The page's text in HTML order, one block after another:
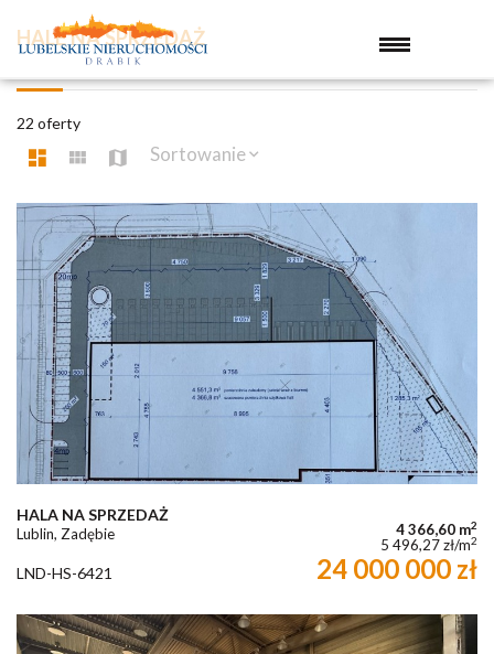
HALE NA SPRZEDAŻ
22 oferty
Sortowanie
HALA NA SPRZEDAŻ
Lublin, Zadębie 4 366,60 m2
5 496,27 zł/m2
LND-HS-6421 24 000 000 zł